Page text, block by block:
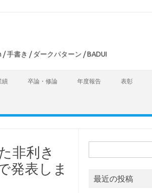
手書き / ダークパターン / BADUI
績 卒論・修論 年度報告 表彰
非利き
発表しま
索:
最近の投稿